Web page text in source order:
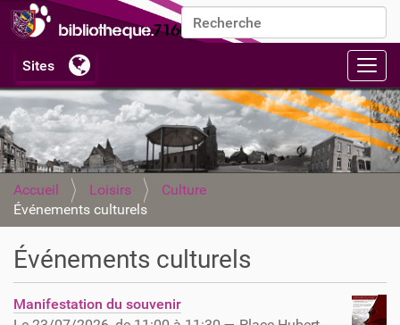
Chercher par
Recherche avancée…
Accueil Loisirs
Culture
Événements culturels
Événements culturels
Manifestation du souvenir